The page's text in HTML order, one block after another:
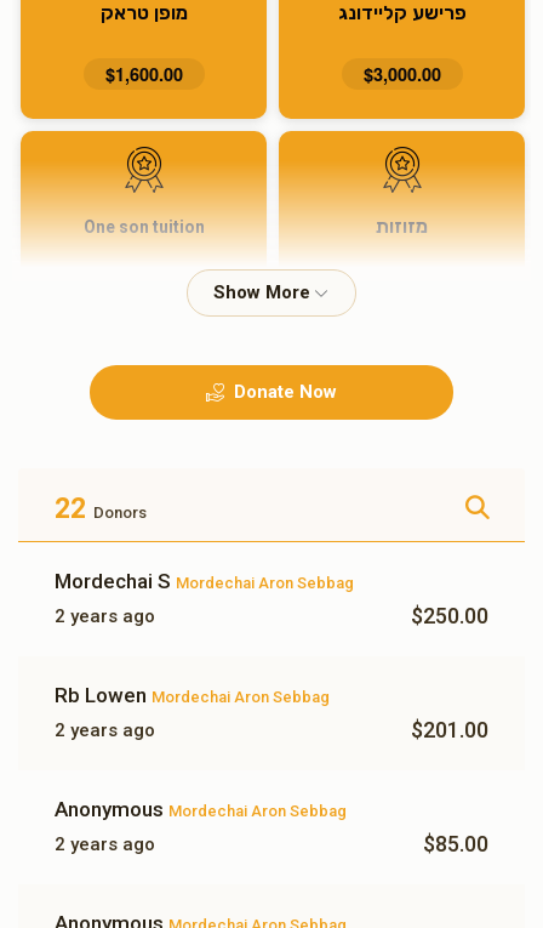
פרישע קליידונג
$3,000.00
מופן טראק
$1,600.00
מזוזות One son tuition
$350.00
Donate Now
22 Donors
Mordechai S Mordechai Aron Sebbag
2 years ago $250.00
Rb Lowen Mordechai Aron Sebbag
2 years ago $201.00
Anonymous Mordechai Aron Sebbag
2 years ago $85.00